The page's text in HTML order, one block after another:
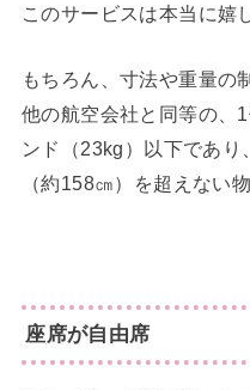
このサービスは本当に嬉
もちろん、寸法や重量の
他の航空会社と同等の、
ンド（23kg）以下であ
（約158㎝）を超えない物
座席が自由席